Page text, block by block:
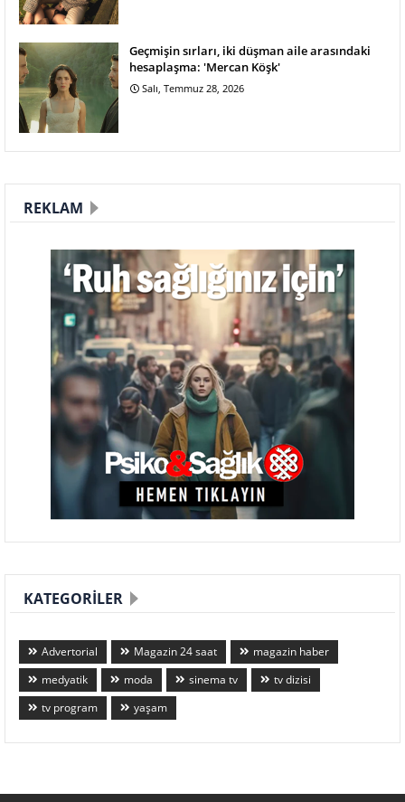
Geçmişin sırları, iki düşman aile arasındaki
hesaplaşma: 'Mercan Köşk'
Salı, Temmuz 28, 2026
REKLAM
KATEGORILER
Advertorial Magazin 24 saat
magazin haber
medyatik
moda sinema tv
tv dizisi
tv program
yaşam